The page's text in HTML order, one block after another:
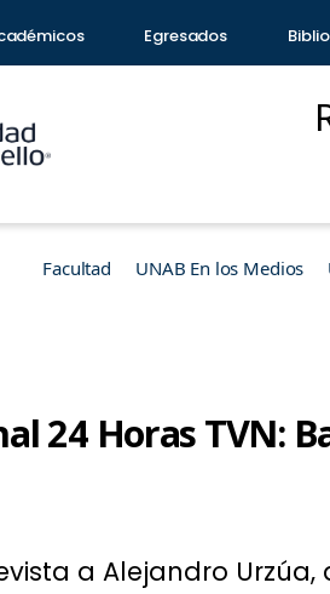
Egresados
Facultad UNAB En los Medios
24 Horas TVN:
a Alejandro